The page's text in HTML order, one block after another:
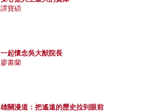
譚寶碩
一起懷念吳大猷院長
廖書蘭
雄關漫道：把遙遠的歷史拉到眼前